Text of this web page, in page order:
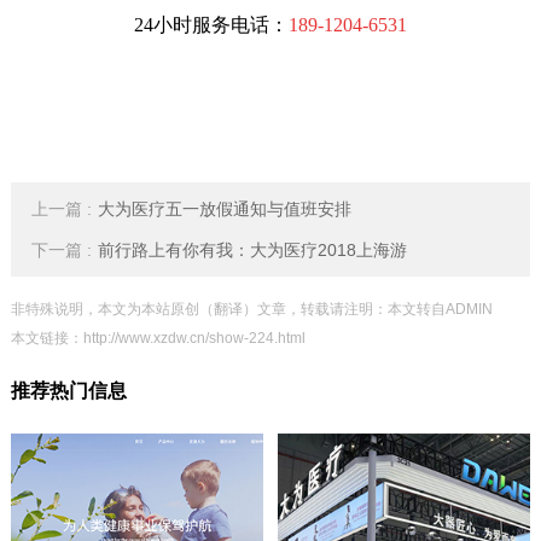
24小时服务电话： 189-1204-6531
上一篇 : 大为医疗五一放假通知与值班安排
下一篇 : 前行路上有你有我：大为医疗2018上海游
非特殊说明，本文为本站原创（翻译）文章，转载请注明：本文转自ADMIN
本文链接： http://www.xzdw.cn/show-224.html
推荐热门信息